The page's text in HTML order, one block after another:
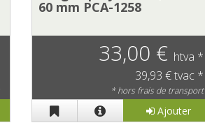
60 mm PCA-1258
33,00 € htva *
39,93 € tvac *
* hors frais de transport
Ajouter